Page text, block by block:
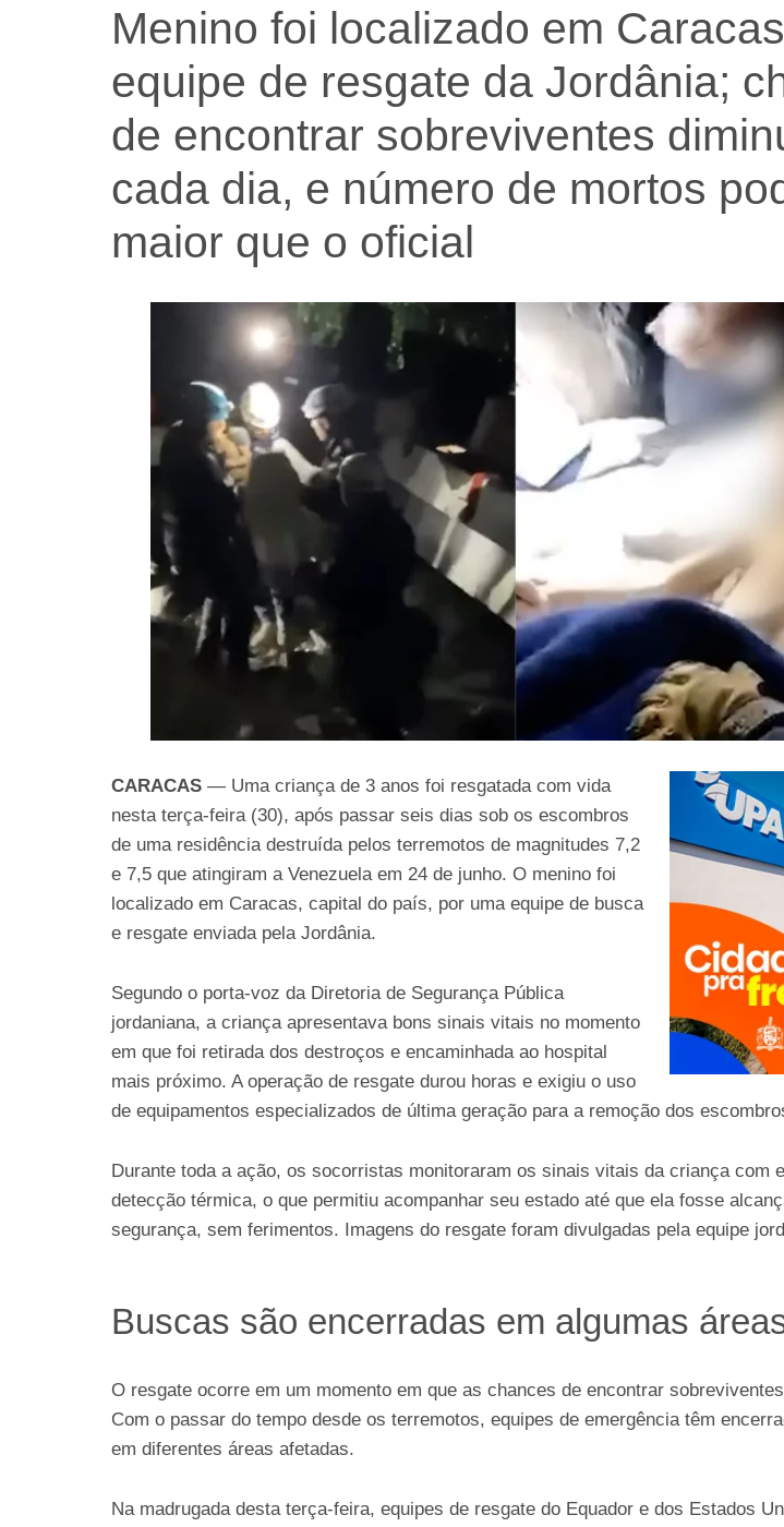
Menino foi localizado em
equipe de resgate da Jordânia;
de encontrar sobreviventes
cada dia, e número de mortos
maior que o oficial
CARACAS — Uma criança de 3 anos foi resgatada com vida
nesta terça-feira (30), após passar seis dias sob os escombros
de uma residência destruída pelos terremotos de magnitudes 7,2
e 7,5 que atingiram a Venezuela em 24 de junho. O menino foi
localizado em Caracas, capital do país, por uma equipe de busca
e resgate enviada pela Jordânia.
Segundo o porta-voz da Diretoria de Segurança Pública
jordaniana, a criança apresentava bons sinais vitais no momento
em que foi retirada dos destroços e encaminhada ao hospital
mais próximo. A operação de resgate durou horas e exigiu o uso
de equipamentos especializados de última geração para a remoção dos
Durante toda a ação, os socorristas monitoraram os sinais vitais da criança com
detecção térmica, o que permitiu acompanhar seu estado até que ela fosse
segurança, sem ferimentos. Imagens do resgate foram divulgadas pela equipe
Buscas são encerradas em algumas
O resgate ocorre em um momento em que as chances de encontrar
Com o passar do tempo desde os terremotos, equipes de emergência têm
em diferentes áreas afetadas.
Na madrugada desta terça-feira, equipes de resgate do Equador e dos Estados